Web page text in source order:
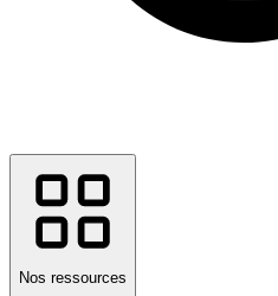
Nos ressources